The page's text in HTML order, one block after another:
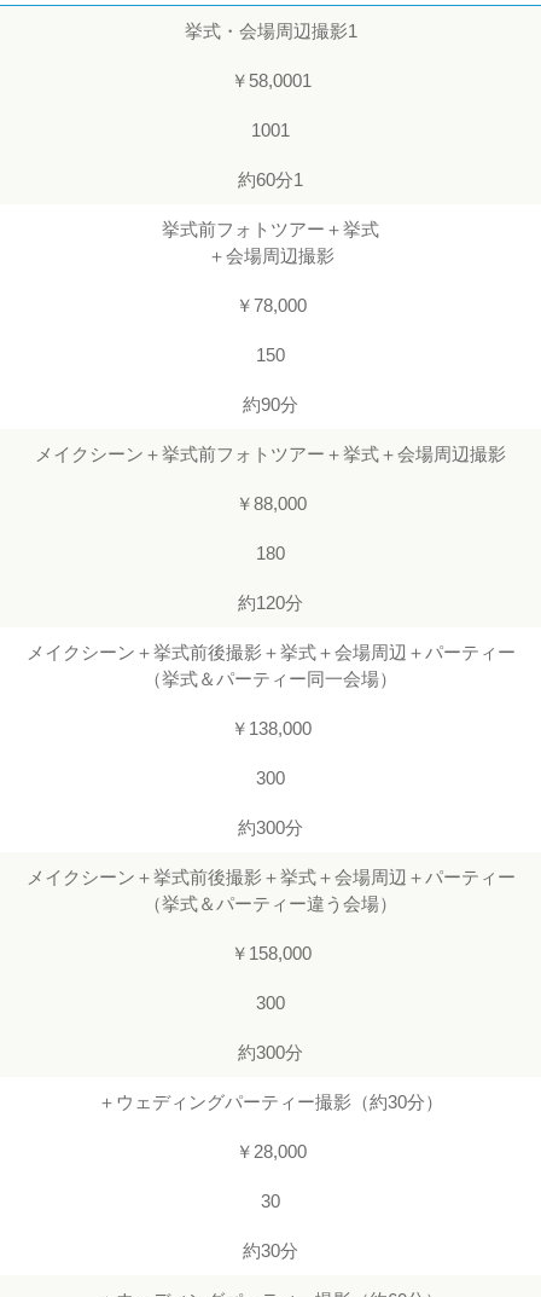
挙式・会場周辺撮影1
￥58,0001
1001
約60分1
挙式前フォトツアー＋挙式
＋会場周辺撮影
￥78,000
150
約90分
メイクシーン＋挙式前フォトツアー＋挙式＋会場周辺撮影
￥88,000
180
約120分
メイクシーン＋挙式前後撮影＋挙式＋会場周辺＋パーティー
（挙式＆パーティー同一会場）
￥138,000
300
約300分
メイクシーン＋挙式前後撮影＋挙式＋会場周辺＋パーティー
（挙式＆パーティー違う会場）
￥158,000
300
約300分
＋ウェディングパーティー撮影（約30分）
￥28,000
30
約30分